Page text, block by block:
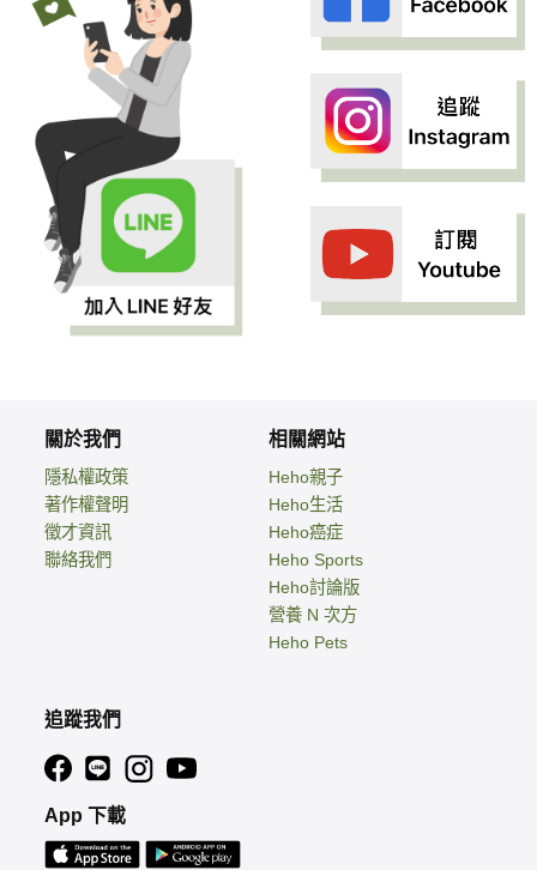
關於我們
隱私權政策
著作權聲明
徵才資訊
聯絡我們
相關網站
Heho親子
Heho生活
Heho癌症
Heho Sports
Heho討論版
營養 N 次方
Heho Pets
追蹤我們
App 下載